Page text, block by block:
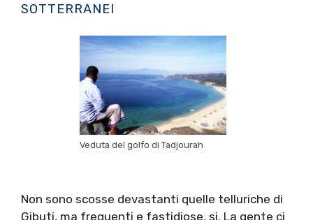
SOTTERRANEI
Veduta del golfo di Tadjourah
Non sono scosse devastanti quelle telluriche di
Gibuti, ma frequenti e fastidiose, si. La gente ci